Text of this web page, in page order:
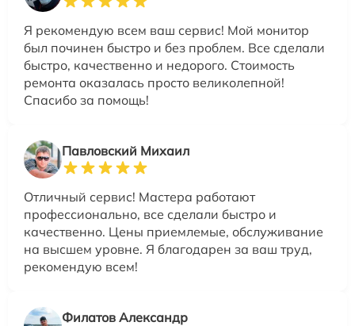
Я рекомендую всем ваш сервис! Мой монитор
был починен быстро и без проблем. Все сделали
быстро, качественно и недорого. Стоимость
ремонта оказалась просто великолепной!
Спасибо за помощь!
Павловский Михаил
Отличный сервис! Мастера работают
профессионально, все сделали быстро и
качественно. Цены приемлемые, обслуживание
на высшем уровне. Я благодарен за ваш труд,
рекомендую всем!
Филатов Александр